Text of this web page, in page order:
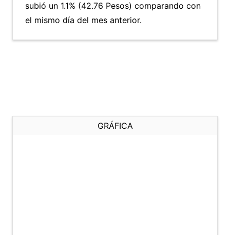
subió un 1.1% (42.76 Pesos) comparando con
el mismo día del mes anterior.
GRÁFICA